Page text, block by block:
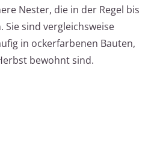
Nester, die in der Regel bis
Sie sind vergleichsweise
in ockerfarbenen Bauten,
bewohnt sind.